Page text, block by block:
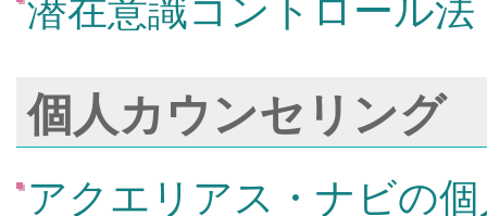
潜在意識コントロール法
個人カウンセリング
アクエリアス・ナビの